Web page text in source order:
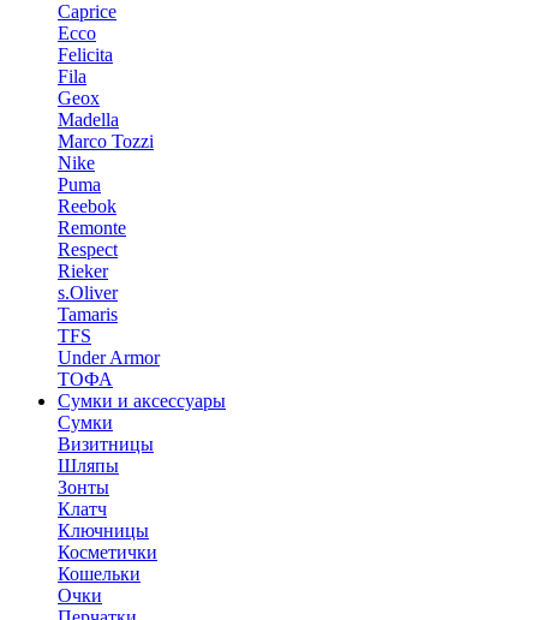
Caprice
Ecco
Felicita
Fila
Geox
Madella
Marco Tozzi
Nike
Puma
Reebok
Remonte
Respect
Rieker
s.Oliver
Tamaris
TFS
Under Armor
ТОФА
Сумки и аксессуары
Сумки
Визитницы
Шляпы
Зонты
Клатч
Ключницы
Косметички
Кошельки
Очки